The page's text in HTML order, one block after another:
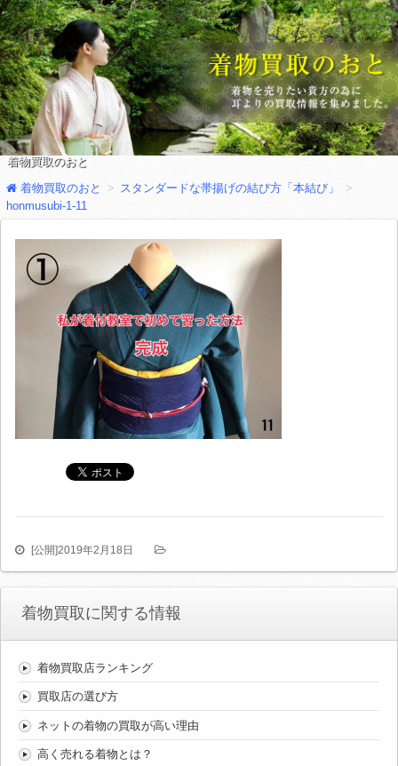
着物買取のおと
着物買取のおと
スタンダードな帯揚げの結び方「本結び」
honmusubi-1-11
[公開]2019年2月18日
着物買取に関する情報
着物買取店ランキング
買取店の選び方
ネットの着物の買取が高い理由
高く売れる着物とは？